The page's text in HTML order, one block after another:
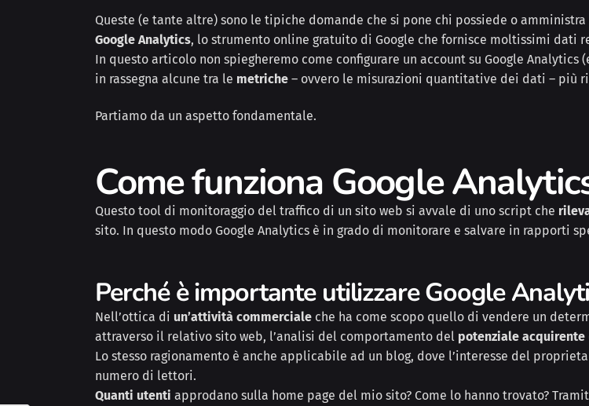
Queste (e tante altre) sono le tipiche domande che si pone chi possiede o
Google Analytics, lo strumento online gratuito di Google che fornisce moltissimi dati
In questo articolo non spiegheremo come configurare un account su Google Analytics
in rassegna alcune tra le metriche – ovvero le misurazioni quantitative dei dati – più
Partiamo da un aspetto fondamentale.
Come funziona Google
Questo tool di monitoraggio del traffico di un sito web si avvale di uno script che
sito. In questo modo Google Analytics è in grado di monitorare e salvare in rapporti
Perché è importante utilizzare Google
Nell’ottica di un’attività commerciale che ha come scopo quello di vendere un
attraverso il relativo sito web, l’analisi del comportamento del potenziale acquirente
Lo stesso ragionamento è anche applicabile ad un blog, dove l’interesse del
numero di lettori.
Quanti utentiapprodano sulla home page del mio sito? Come lo hanno trovato?